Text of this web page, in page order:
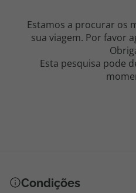
Estamos a procurar os
sua viagem. Por favor
Esta pesquisa pode
Condições